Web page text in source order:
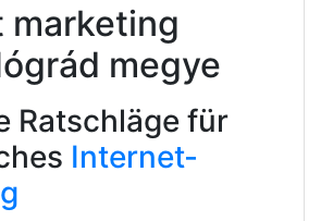
marketing
megye
Ratschläge für
Internet-